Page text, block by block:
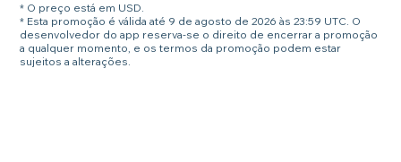
* O preço está em USD.
* Esta promoção é válida até 9 de agosto de 2026 às 23:59 UTC. O
desenvolvedor do app reserva-se o direito de encerrar a promoção
a qualquer momento, e os termos da promoção podem estar
sujeitos a alterações.